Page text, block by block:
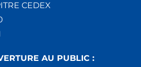
CEDEX
AU PUBLIC :